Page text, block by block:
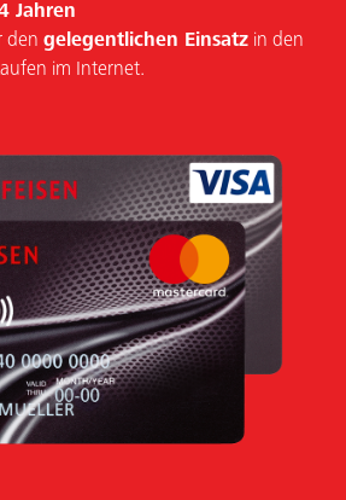
Jahren
dengelegentlichen Einsatz in den
im Internet.